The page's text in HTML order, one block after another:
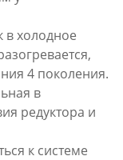
в холодное
4 поколения.
в
редуктора и
к системе